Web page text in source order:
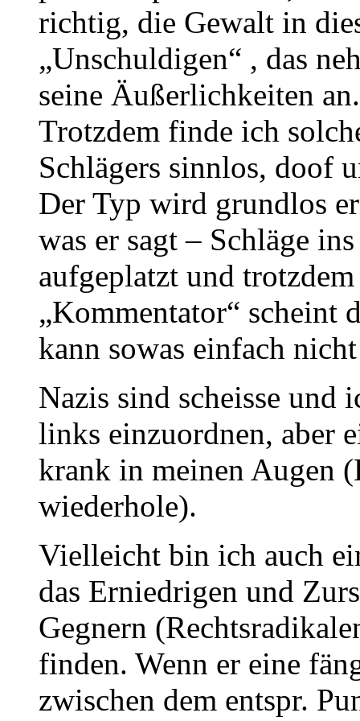
richtig, die Gewalt in
„Unschuldigen“ , das
seine Äußerlichkeiten an.
Trotzdem finde ich
Schlägers sinnlos, doof
Der Typ wird grundlos
was er sagt – Schläge
aufgeplatzt und
„Kommentator“ scheint
kann sowas einfach
Nazis sind scheisse
links einzuordnen, aber
krank in meinen Augen
wiederhole).
Vielleicht bin ich auch
das Erniedrigen und
Gegnern
finden. Wenn er eine
zwischen dem entspr.